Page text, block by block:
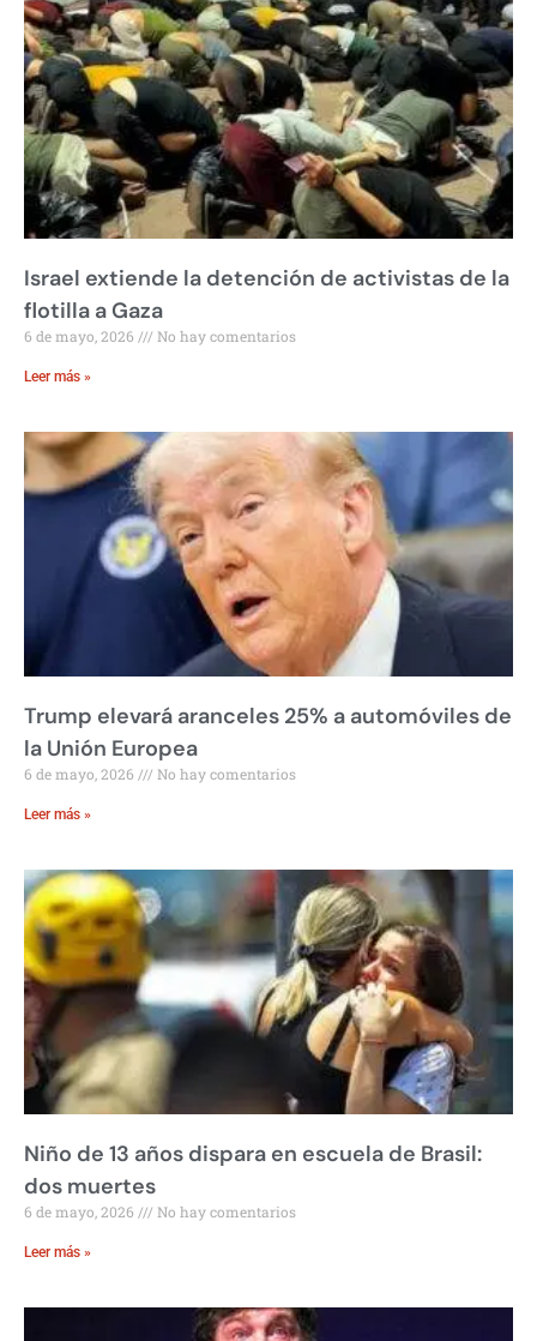
Israel extiende la detención de activistas de la
flotilla a Gaza
6 de mayo, 2026 No hay comentarios
Leer más »
Trump elevará aranceles 25% a automóviles de
la Unión Europea
6 de mayo, 2026 No hay comentarios
Leer más »
Niño de 13 años dispara en escuela de Brasil:
dos muertes
6 de mayo, 2026 No hay comentarios
Leer más »